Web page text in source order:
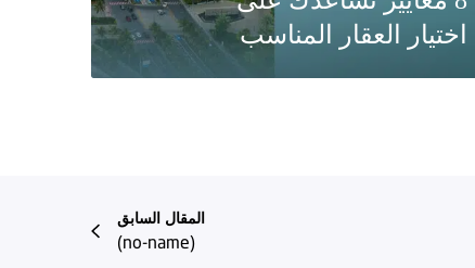
اختيار العقار المناسب
المقال السابق
(no-name)